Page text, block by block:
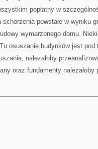
popłatny w
powstałe w wyniku
wymarzonego domu.
osuszanie budynków jest pod
należałoby
oraz fundamenty